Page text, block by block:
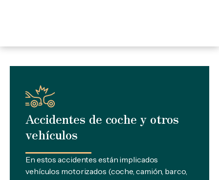
Accidentes de coche y otros
vehículos
En estos accidentes están implicados
vehículos motorizados (coche, camión, barco,